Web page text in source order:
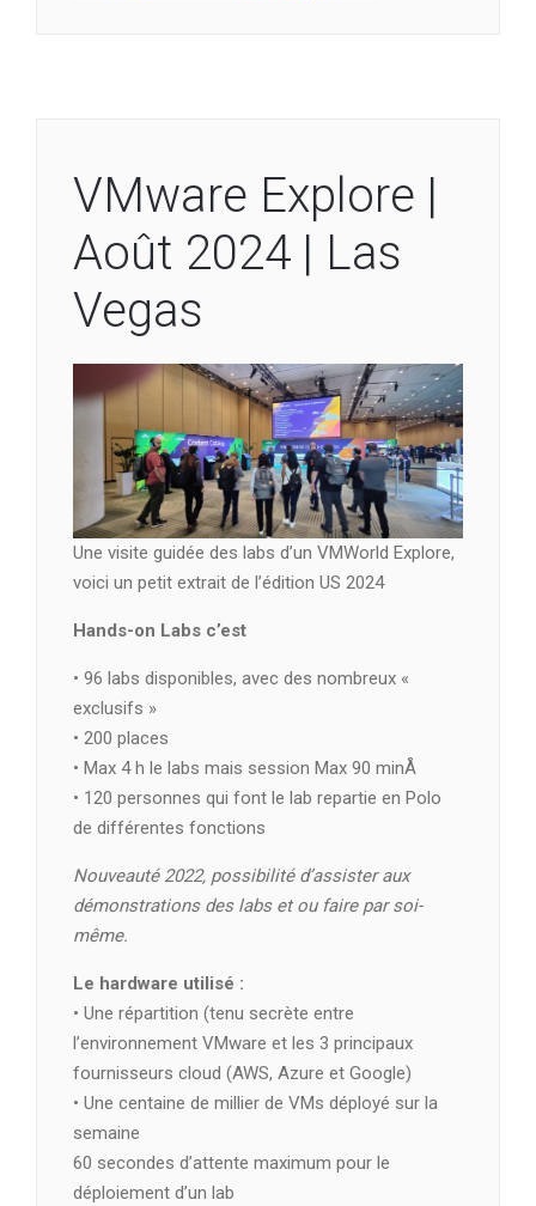
VMware Explore |
Août 2024 | Las
Vegas
Une visite guidée des labs d’un VMWorld Explore,
voici un petit extrait de l’édition US 2024
Hands-on Labs c’est
• 96 labs disponibles, avec des nombreux «
exclusifs »
• 200 places
• Max 4 h le labs mais session Max 90 minÅ
• 120 personnes qui font le lab repartie en Polo
de différentes fonctions
Nouveauté 2022, possibilité d’assister aux
démonstrations des labs et ou faire par soi-
même.
Le hardware utilisé :
• Une répartition (tenu secrète entre
l’environnement VMware et les 3 principaux
fournisseurs cloud (AWS, Azure et Google)
• Une centaine de millier de VMs déployé sur la
semaine
60 secondes d’attente maximum pour le
déploiement d’un lab